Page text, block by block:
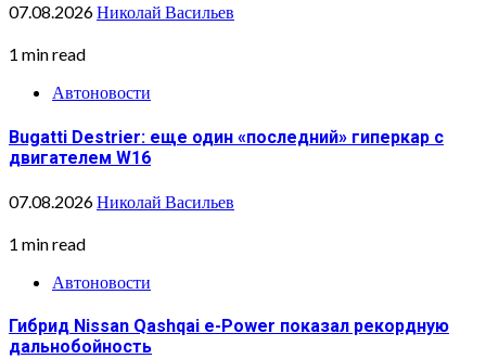
07.08.2026Николай Васильев
1 min read
Автоновости
Bugatti Destrier: еще один «последний» гиперкар с
двигателем W16
07.08.2026Николай Васильев
1 min read
Автоновости
Гибрид Nissan Qashqai e-Power показал рекордную
дальнобойность